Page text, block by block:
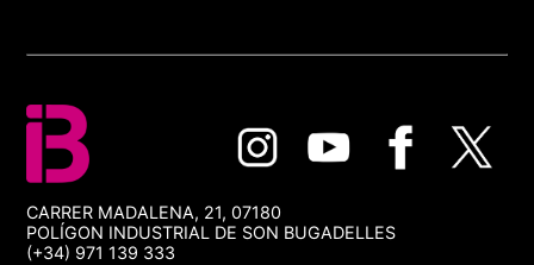
CARRER MADALENA, 21, 07180
POLÍGON INDUSTRIAL DE SON BUGADELLES
(+34) 971 139 333